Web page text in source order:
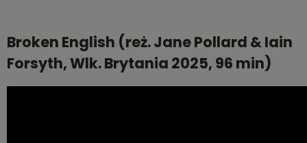
Broken English (reż. Jane Pollard & Iain
Forsyth, Wlk. Brytania 2025, 96 min)